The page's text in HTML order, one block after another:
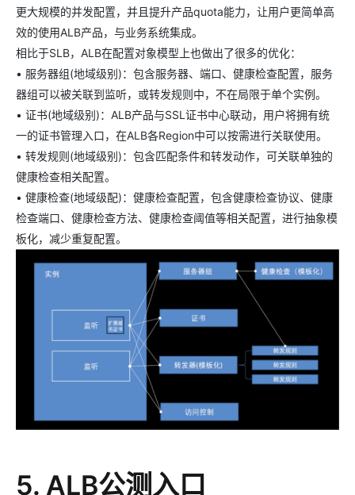
更大规模的并发配置，并且提升产品quota能力，让用户更简单高
效的使用ALB产品，与业务系统集成。
相比于SLB，ALB在配置对象模型上也做出了很多的优化：
• 服务器组(地域级别)：包含服务器、端口、健康检查配置，服务
器组可以被关联到监听，或转发规则中，不在局限于单个实例。
• 证书(地域级别)：ALB产品与SSL证书中心联动，用户将拥有统
一的证书管理入口，在ALB各Region中可以按需进行关联使用。
• 转发规则(地域级别)：包含匹配条件和转发动作，可关联单独的
健康检查相关配置。
• 健康检查(地域级配)：健康检查配置，包含健康检查协议、健康
检查端口、健康检查方法、健康检查阈值等相关配置，进行抽象模
板化，减少重复配置。
5. ALB公测入口